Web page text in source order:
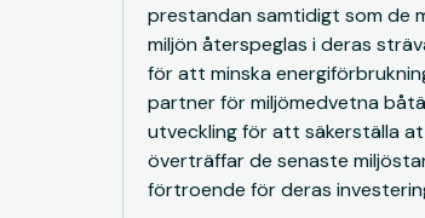
prestandan samtidigt som de
miljön återspeglas i deras
för att minska
partner för miljömedvetna
utveckling för att säkerställa
överträffar de senaste
förtroende för deras